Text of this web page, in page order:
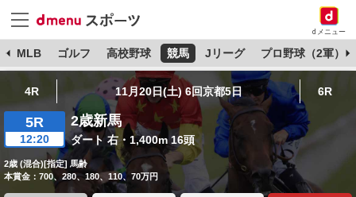
dメニュー
MLB ゴルフ 高校野球 競馬 Jリーグ プロ野球（2軍）
4R 11月20日(土) 6回京都5日 6R
5R
12:20
2歳新馬
ダート 右・1,400m 16頭
2歳 (混合)[指定] 馬齢
本賞金：700、280、180、110、70万円